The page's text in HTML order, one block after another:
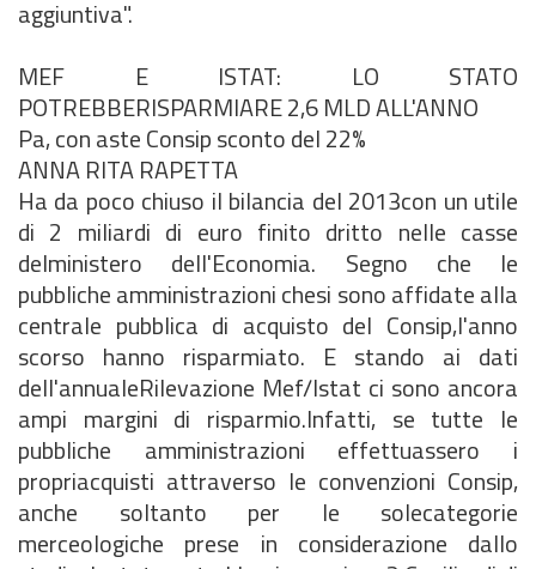
aggiuntiva".
MEF E ISTAT: LO STATO
POTREBBERISPARMIARE 2,6 MLD ALL'ANNO
Pa, con aste Consip sconto del 22%
ANNA RITA RAPETTA
Ha da poco chiuso il bilancia del 2013con un utile
di 2 miliardi di euro finito dritto nelle casse
delministero dell'Economia. Segno che le
pubbliche amministrazioni chesi sono affidate alla
centrale pubblica di acquisto del Consip,l'anno
scorso hanno risparmiato. E stando ai dati
dell'annualeRilevazione Mef/lstat ci sono ancora
ampi margini di risparmio.Infatti, se tutte le
pubbliche amministrazioni effettuassero i
propriacquisti attraverso le convenzioni Consip,
anche soltanto per le solecategorie
merceologiche prese in considerazione dallo